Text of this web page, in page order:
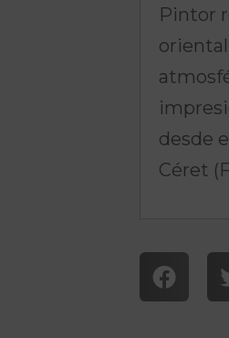
Pintor
desde
Céret